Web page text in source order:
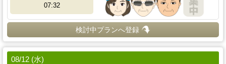
07:32
検討中プランへ登録
08/12 (水)